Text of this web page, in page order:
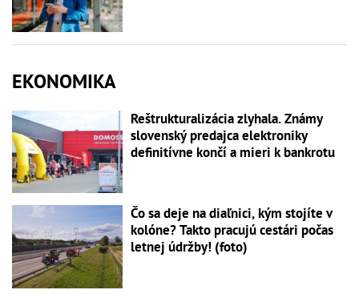
EKONOMIKA
Reštrukturalizácia zlyhala. Známy
slovenský predajca elektroniky
definitívne končí a mieri k bankrotu
Čo sa deje na diaľnici, kým stojíte v
kolóne? Takto pracujú cestári počas
letnej údržby! (foto)